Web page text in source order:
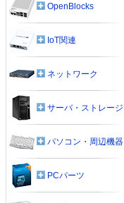
OpenBlocks
IoT関連
ネットワーク
サーバ・ストレージ
パソコン・周辺機器
PCパーツ